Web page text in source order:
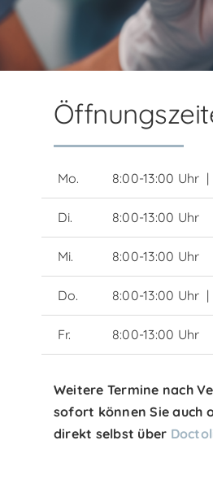
Mo. 8:00-13:00 Uhr
Di. 8:00-13:00 Uhr
Mi. 8:00-13:00 Uhr
Do. 8:00-13:00 Uhr
Fr. 8:00-13:00 Uhr
Weitere Termine nach
sofort können Sie auch
direkt selbst über